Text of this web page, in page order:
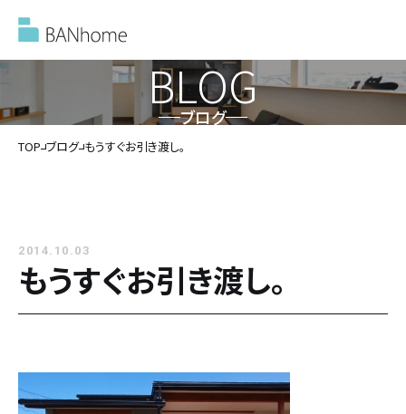
イベント情報
バンホームの家づくり
バンホームの家づくり
フルオーダー住宅
BLOG
ブログ
TOP ブログ もうすぐお引き渡し。
2014.10.03
もうすぐお引き渡し。